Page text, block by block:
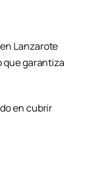
Lanzarote
que garantiza
en cubrir